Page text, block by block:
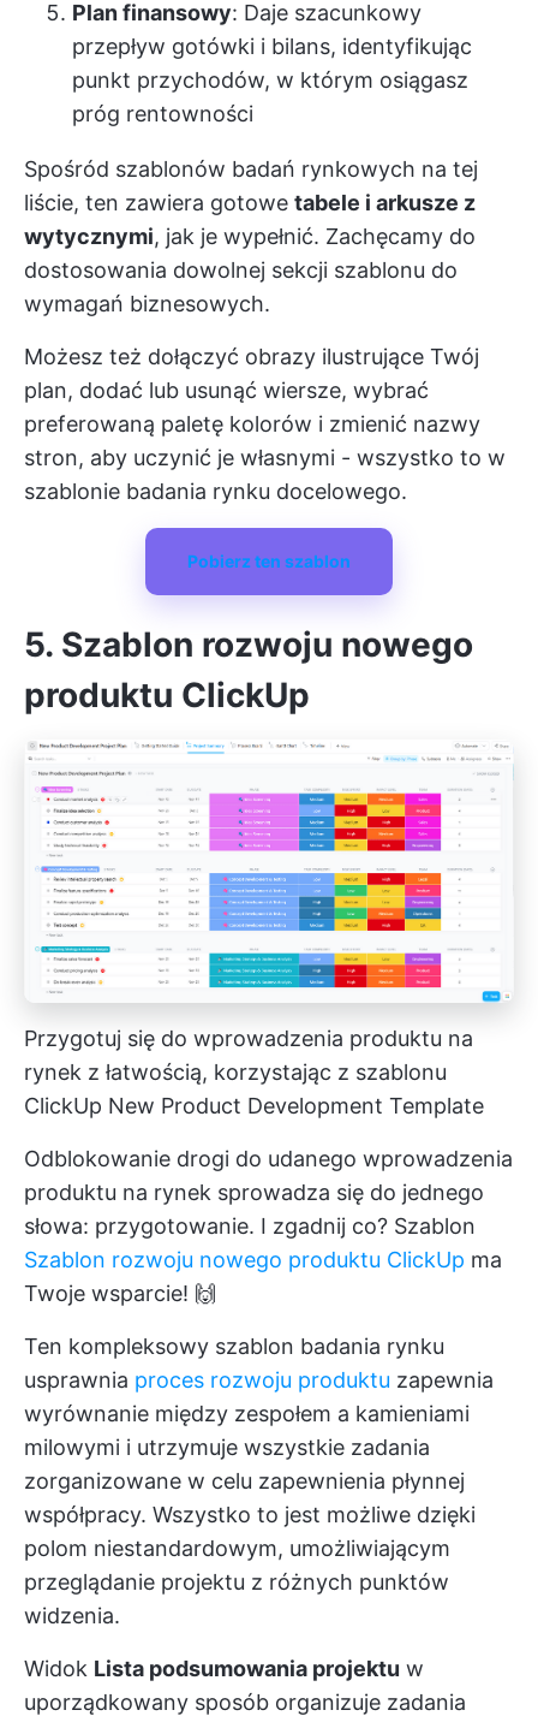
Plan finansowy: Daje szacunkowy
przepływ gotówki i bilans, identyfikując
punkt przychodów, w którym osiągasz
próg rentowności
Spośród szablonów badań rynkowych na tej
liście, ten zawiera gotowe tabele i arkusze z
wytycznymi, jak je wypełnić. Zachęcamy do
dostosowania dowolnej sekcji szablonu do
wymagań biznesowych.
Możesz też dołączyć obrazy ilustrujące Twój
plan, dodać lub usunąć wiersze, wybrać
preferowaną paletę kolorów i zmienić nazwy
stron, aby uczynić je własnymi - wszystko to w
szablonie badania rynku docelowego.
Pobierz ten szablon
5. Szablon rozwoju nowego
produktu ClickUp
Przygotuj się do wprowadzenia produktu na
rynek z łatwością, korzystając z szablonu
ClickUp New Product Development Template
Odblokowanie drogi do udanego wprowadzenia
produktu na rynek sprowadza się do jednego
słowa: przygotowanie. I zgadnij co? Szablon
Szablon rozwoju nowego produktu ClickUp ma
Twoje wsparcie! 🙌
Ten kompleksowy szablon badania rynku
usprawnia proces rozwoju produktu zapewnia
wyrównanie między zespołem a kamieniami
milowymi i utrzymuje wszystkie zadania
zorganizowane w celu zapewnienia płynnej
współpracy. Wszystko to jest możliwe dzięki
polom niestandardowym, umożliwiającym
przeglądanie projektu z różnych punktów
widzenia.
Widok Lista podsumowania projektu w
uporządkowany sposób organizuje zadania